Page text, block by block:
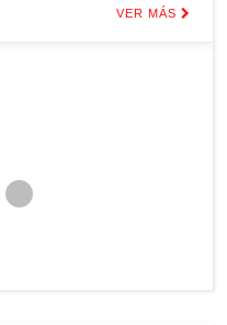
VER MÁS